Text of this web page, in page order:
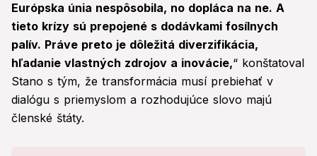
Európska únia nespôsobila, no dopláca na ne. A
tieto krízy sú prepojené s dodávkami fosílnych
palív. Práve preto je dôležitá diverzifikácia,
hľadanie vlastných zdrojov a inovácie,“ konštatoval
Stano s tým, že transformácia musí prebiehať v
dialógu s priemyslom a rozhodujúce slovo majú
členské štáty.